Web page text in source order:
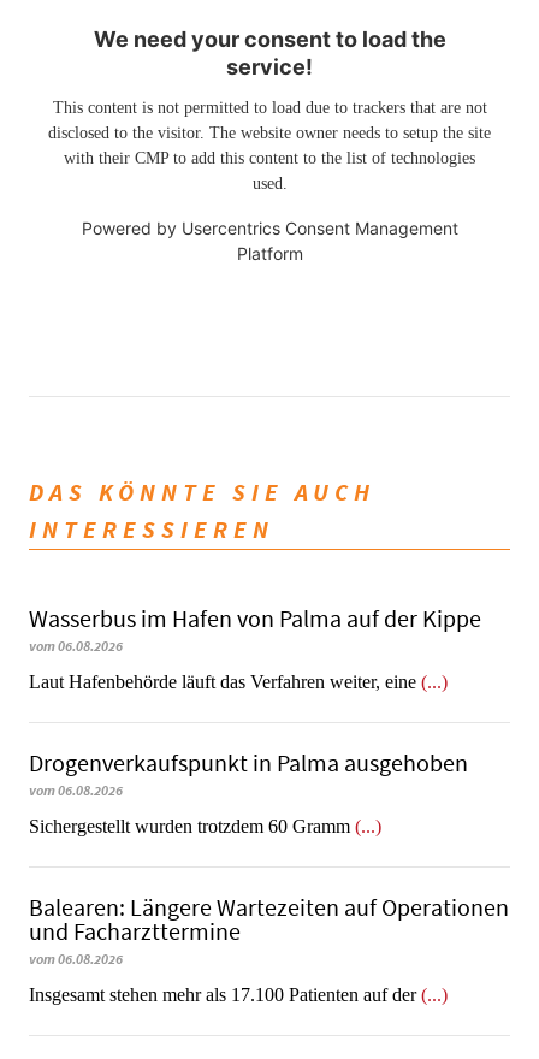
We need your consent to load the
service!
This content is not permitted to load due to trackers that are not
disclosed to the visitor. The website owner needs to setup the site
with their CMP to add this content to the list of technologies
used.
Powered by Usercentrics Consent Management
Platform
DAS KÖNNTE SIE AUCH
INTERESSIEREN
Wasserbus im Hafen von Palma auf der Kippe
vom 06.08.2026
Laut Hafenbehörde läuft das Verfahren weiter, eine (...)
Dro­gen­ver­kaufs­punkt in Palma ausgehoben
vom 06.08.2026
​​​​​​​Sichergestellt wurden trotzdem 60 Gramm (...)
Balearen: Längere Wartezeiten auf Operationen
und Facharzttermine
vom 06.08.2026
Insgesamt stehen mehr als 17.100 Patienten auf der(...)